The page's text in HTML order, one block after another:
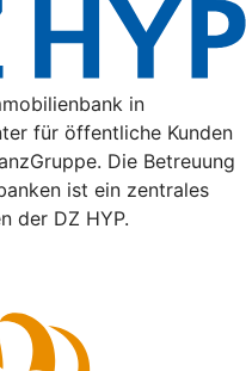
in
für öffentliche Kunden
Die Betreuung
ist ein zentrales
der DZ HYP.